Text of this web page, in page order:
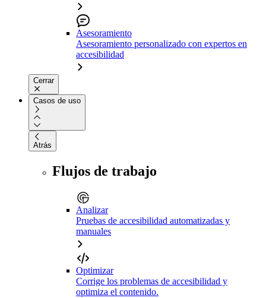
Asesoramiento
Asesoramiento personalizado con expertos en
accesibilidad
Cerrar
Casos de uso
Atrás
Flujos de trabajo
Analizar
Pruebas de accesibilidad automatizadas y
manuales
Optimizar
Corrige los problemas de accesibilidad y
optimiza el contenido.